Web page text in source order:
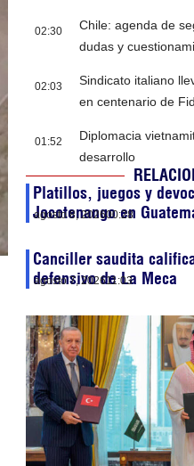
02:30
Chile: agenda de
dudas y
02:03
Sindicato italiano
en centenario de
01:52
Diplomacia
desarrollo
Platillos, juegos y
Jocotenango en
agosto 8, 202600:28
Canciller saudita
defensivo de La Meca
agosto 7, 202611:03